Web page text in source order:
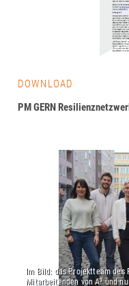
DOWNLOAD
PM GERN